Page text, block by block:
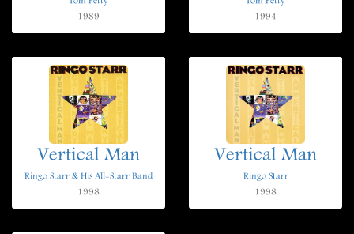
1989
1994
Vertical Man
Ringo Starr & His All-Starr Band
1998
Vertical Man
Ringo Starr
1998